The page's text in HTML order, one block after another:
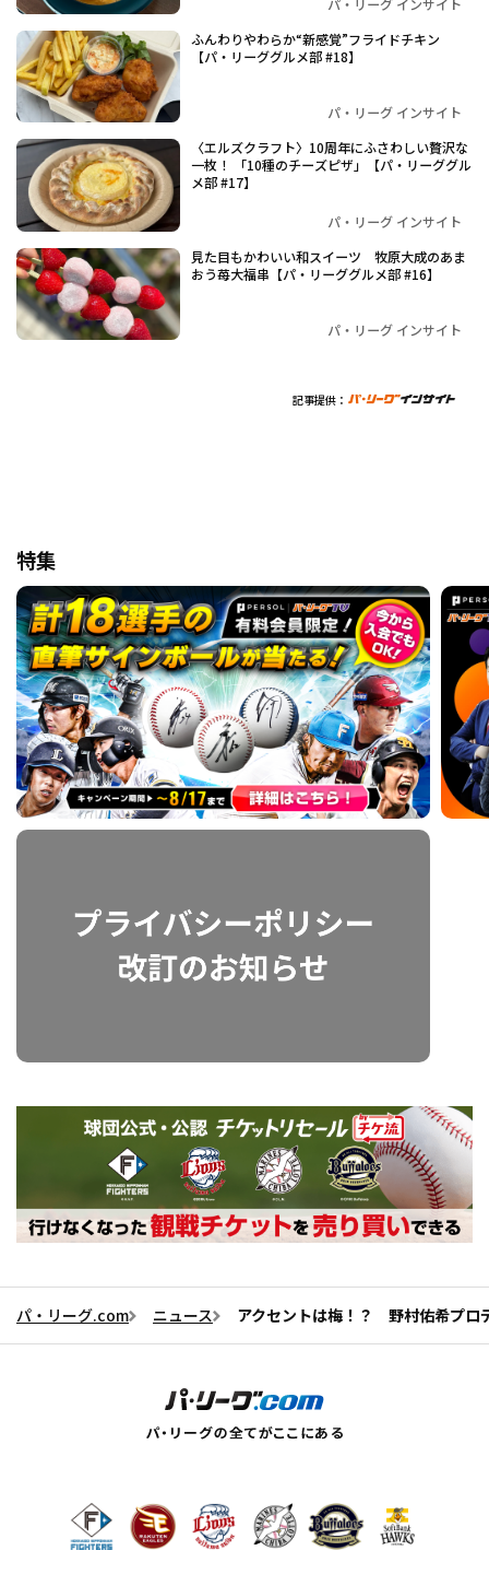
ふんわりやわらか“新感覚”フライドチキン
【パ・リーググルメ部 #18】
パ・リーグ インサイト
〈エルズクラフト〉10周年にふさわしい贅沢な
一枚！ 「10種のチーズピザ」【パ・リーググル
メ部 #17】
パ・リーグ インサイト
見た目もかわいい和スイーツ 牧原大成のあま
おう苺大福串【パ・リーググルメ部 #16】
パ・リーグ インサイト
記事提供：
特集
パ・リーグ.com ニュース アクセントは梅！？ 野村佑希プロ